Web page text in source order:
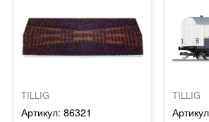
TILLIG
86321
TILLIG